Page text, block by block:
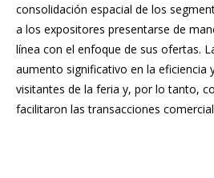
consolidación espacial de los
a los expositores presentarse de
línea con el enfoque de sus ofertas.
aumento significativo en la eficiencia
visitantes de la feria y, por lo tanto,
facilitaron las transacciones